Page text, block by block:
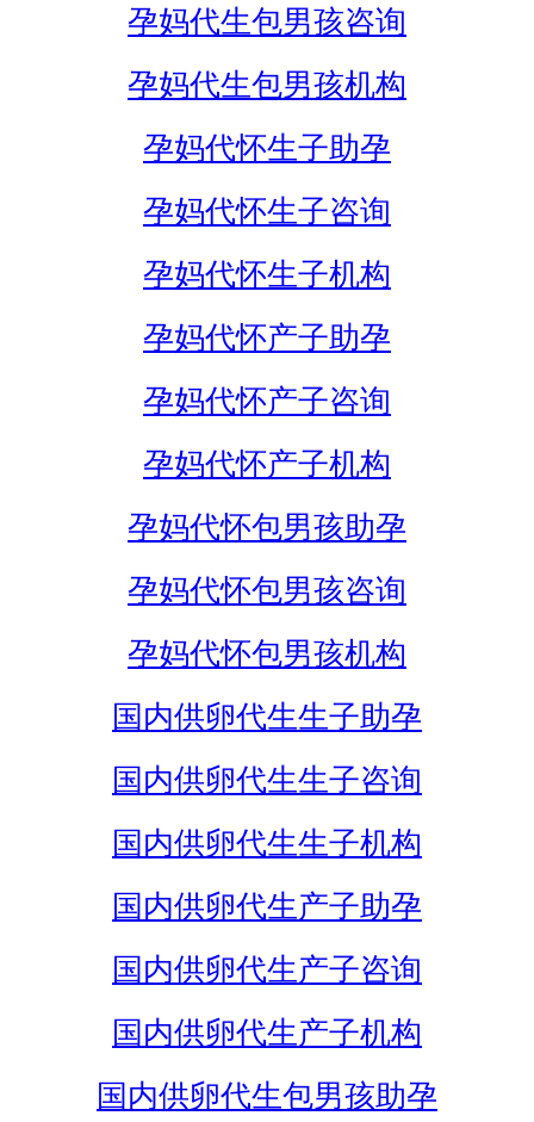
孕妈代生包男孩咨询
孕妈代生包男孩机构
孕妈代怀生子助孕
孕妈代怀生子咨询
孕妈代怀生子机构
孕妈代怀产子助孕
孕妈代怀产子咨询
孕妈代怀产子机构
孕妈代怀包男孩助孕
孕妈代怀包男孩咨询
孕妈代怀包男孩机构
国内供卵代生生子助孕
国内供卵代生生子咨询
国内供卵代生生子机构
国内供卵代生产子助孕
国内供卵代生产子咨询
国内供卵代生产子机构
国内供卵代生包男孩助孕